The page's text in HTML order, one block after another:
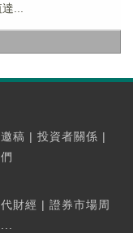
...
稿 | 投資者關係 |
財經 | 證券市場周